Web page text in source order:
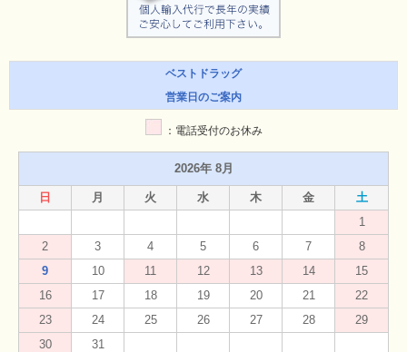
ベストドラッグ
営業日のご案内
：電話受付のお休み
2026年 8月
日 月 火 水 木 金
土
1
2
3 4 5 6 7
8
9
10 11 12 13 14
15
16
17 18 19 20 21
22
23
24 25 26 27 28
29
30
31